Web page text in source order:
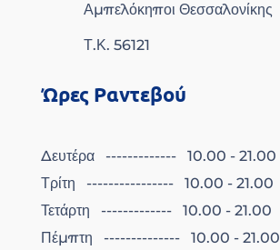
Αμπελόκηποι Θεσσαλονίκης
Τ.Κ. 56121
Ώρες Ραντεβού
Δευτέρα ------------- 10.00 - 21.00
Τρίτη ---------------- 10.00 - 21.00
Τετάρτη ------------- 10.00 - 21.00
Πέμπτη -------------- 10.00 - 21.00